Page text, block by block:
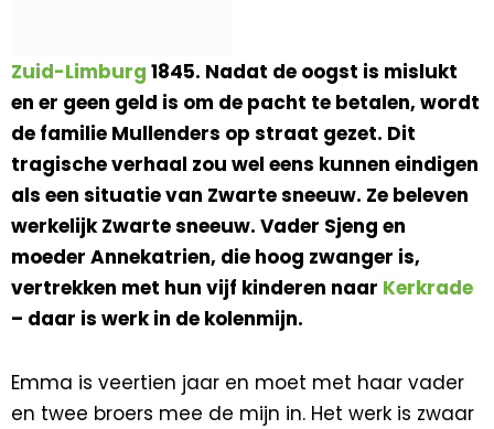
Zuid-Limburg 1845. Nadat de oogst is mislukt
en er geen geld is om de pacht te betalen, wordt
de familie Mullenders op straat gezet. Dit
tragische verhaal zou wel eens kunnen eindigen
als een situatie van Zwarte sneeuw. Ze beleven
werkelijk Zwarte sneeuw. Vader Sjeng en
moeder Annekatrien, die hoog zwanger is,
vertrekken met hun vijf kinderen naar Kerkrade
– daar is werk in de kolenmijn.
Emma is veertien jaar en moet met haar vader
en twee broers mee de mijn in. Het werk is zwaar